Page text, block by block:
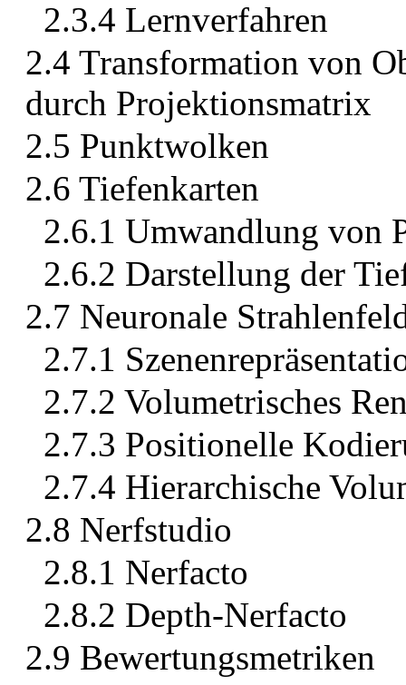
2.3.4 Lernverfahren
2.4 Transformation von
durch Projektionsmatrix
2.5 Punktwolken
2.6 Tiefenkarten
2.6.1 Umwandlung von
2.6.2 Darstellung der
2.7 Neuronale
2.7.1
2.7.2 Volumetrisches
2.7.3 Positionelle
2.7.4 Hierarchische
2.8 Nerfstudio
2.8.1 Nerfacto
2.8.2 Depth-Nerfacto
2.9 Bewertungsmetriken